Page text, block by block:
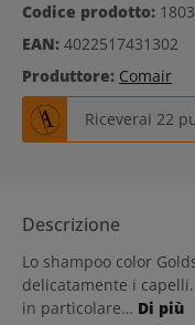
Codice prodotto:
EAN: 4022517431302
Produttore: Comair
Riceverai 22
Descrizione
Lo shampoo color
delicatamente i
in particolare… Di più